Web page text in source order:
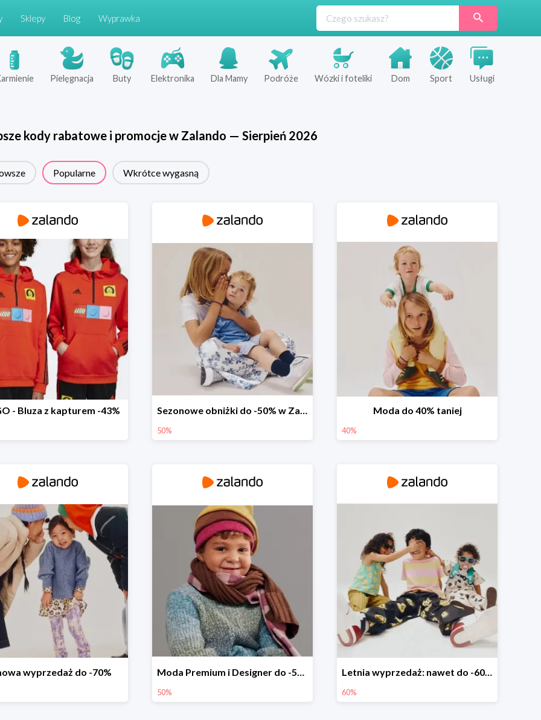
Sklepy Blog Wyprawka
Pielęgnacja Buty Elektronika Dla Mamy Podróże Wózki i foteliki Dom Sport Usługi
kody rabatowe i promocje w Zalando — Sierpień 2026
Popularne Wkrótce wygasną
- Bluza z kapturem -43% Sezonowe obniżki do -50% w Zalando
50%
Moda do 40% taniej
40%
wyprzedaż do -70% Moda Premium i Designer do -50%
50%
Letnia wyprzedaż: nawet do -60%
60%